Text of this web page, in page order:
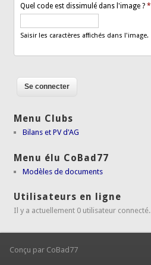
Quel code est dissimulé dans l'image ?*
Saisir les caractères affichés dans l'image.
Menu Clubs
Bilans et PV d'AG
Menu élu CoBad77
Modèles de documents
Utilisateurs en ligne
Il y a actuellement 0 utilisateur connecté.
Conçu par CoBad77